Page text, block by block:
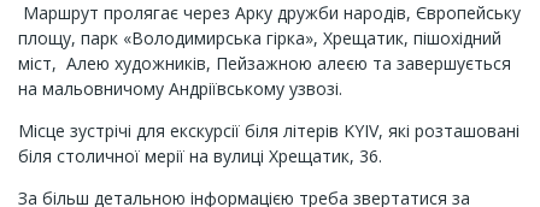
Маршрут пролягає через Арку дружби народів, Європейську
площу, парк «Володимирська гірка», Хрещатик, пішохідний
міст, Алею художників, Пейзажною алеєю та завершується
на мальовничому Андріївському узвозі.
Місце зустрічі для екскурсії біля літерів KYIV, які розташовані
біля столичної мерії на вулиці Хрещатик, 36.
За більш детальною інформацією треба звертатися за